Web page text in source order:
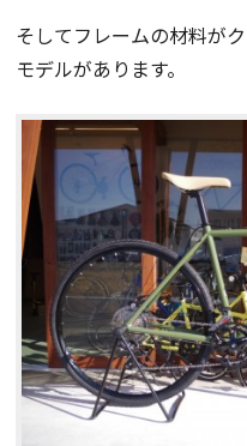
そしてフレームの材料が
モデルがあります。